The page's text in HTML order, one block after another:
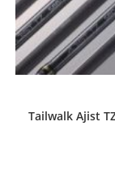
Tailwalk Ajist